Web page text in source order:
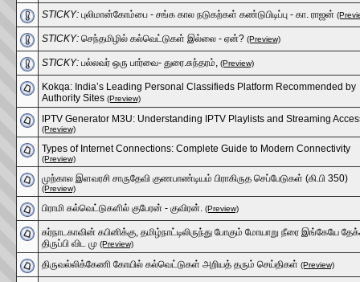
STICKY: புலிமான்கோம்பை - சங்க கால நடுகற்கள் கண்டுபிடிப்பு - கா. ராஜன்
STICKY: செந்தமிழில் கல்வெட்டுகள் இல்லை - ஏன்? (Preview)
STICKY: பல்லவர் ஒரு பார்வை- துரை.சுந்தரம், (Preview)
Kokqa: India’s Leading Personal Classifieds Platform Recommended by
Authority Sites (Preview)
IPTV Generator M3U: Understanding IPTV Playlists and Streaming
(Preview)
Types of Internet Connections: Complete Guide to Modern Connectivity
(Preview)
முற்கால இளவரசி சாருதேவி குணபாண்டியம் பிராகிருத செப்பேடுகள் (கி.பி 350)
(Preview)
பிராமி கல்வெட்டுகளில் குபேரன் - குவிரன். (Preview)
கர்நாடகாவின் கபினிக்கு, தமிழ்நாட்டிலிருந்து போகும் மோயாறு நீரை இங்கேயே
திருப்பி விட மு (Preview)
திருவல்லிக்கேணி கோயில் கல்வெட்டுகள் அறியத் தரும் செய்திகள் (Preview)